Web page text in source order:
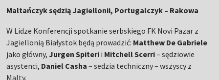
Maltańczyk sędzią Jagiellonii, Portugalczyk – Rakowa
W Lidze Konferencji spotkanie serbskiego FK Novi Pazar z
Jagiellonią Białystok będą prowadzić: Matthew De Gabriele
jako główny, Jurgen Spiteri i Mitchell Scerri– sędziowie
asystenci, Daniel Casha – sedzia techniczny – wszyscy z
Malty.